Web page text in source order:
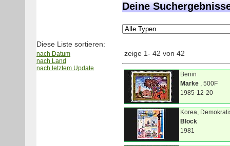
Diese Liste sortieren:
nach Datum
nach Land
nach letztem Update
Deine
zeige 1- 42 von 42
Benin
Marke , 500F
1985-12-20
Korea,
Block
1981